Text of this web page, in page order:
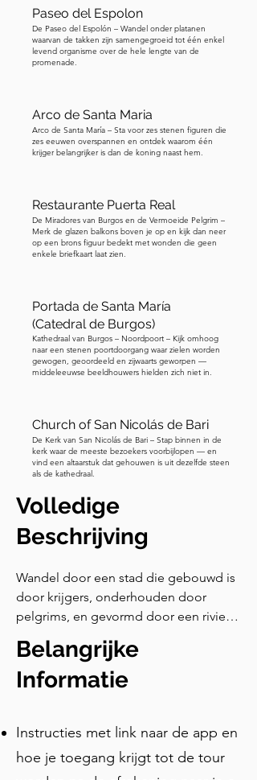
Paseo del Espolon
De Paseo del Espolón – Wandel onder platanen
waarvan de takken zijn samengegroeid tot één enkel
levend organisme over de hele lengte van de
promenade.
Arco de Santa Maria
Arco de Santa María – Sta voor zes stenen figuren die
zes eeuwen overspannen en ontdek waarom één
krijger belangrijker is dan de koning naast hem.
Restaurante Puerta Real
De Miradores van Burgos en de Vermoeide Pelgrim –
Merk de glazen balkons boven je op en kijk dan neer
op een brons figuur bedekt met wonden die geen
enkele briefkaart laat zien.
Portada de Santa María
(Catedral de Burgos)
Kathedraal van Burgos – Noordpoort – Kijk omhoog
naar een stenen poortdoorgang waar zielen worden
gewogen, geoordeeld en zijwaarts geworpen —
middeleeuwse beeldhouwers hielden zich niet in.
Church of San Nicolás de Bari
De Kerk van San Nicolás de Bari – Stap binnen in de
kerk waar de meeste bezoekers voorbijlopen — en
vind een altaarstuk dat gehouwen is uit dezelfde steen
als de kathedraal.
Volledige
Beschrijving
Wandel door een stad die gebouwd is
door krijgers, onderhouden door
pelgrims, en gevormd door een rivier
— waar een middeleeuwse poort een
geheime raadskamer verbergt, een
kathedraaltrap als een supermarkt-
ooit vol wijn stroomde.
Belangrijke
Informatie
Instructies met link naar de app en
hoe je toegang krijgt tot de tour